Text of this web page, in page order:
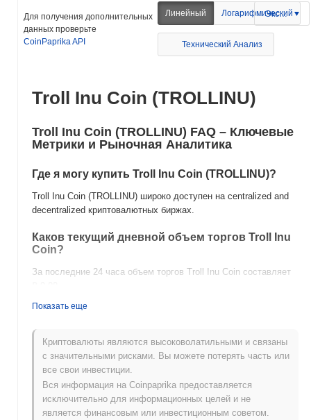
Для получения дополнительных
данных проверьте
CoinPaprika API
Линейный Логарифмический
Экспорт
Технический Анализ
Troll Inu Coin (TROLLINU)
Troll Inu Coin (TROLLINU) FAQ – Ключевые
Метрики и Рыночная Аналитика
Где я могу купить Troll Inu Coin (TROLLINU)?
Troll Inu Coin (TROLLINU) широко доступен на centralized and
decentralized криптовалютных биржах.
Каков текущий дневной объем торгов Troll Inu
Coin?
За последние 24 часа объем торгов Troll Inu Coin составляет
Какова история ценового диапазона Troll Inu
Исторический максимум (ATH):₽ 0.00002342
Исторический минимум (ATL):₽ 0.00
Troll Inu Coin в настоящее время торгуется на~0.70%
своего ATH .
Показать еще
Криптовалюты являются высоковолатильными и связаны
с значительными рисками. Вы можете потерять часть или
все свои инвестиции.
Вся информация на Coinpaprika предоставляется
исключительно для информационных целей и не
является финансовым или инвестиционным советом.